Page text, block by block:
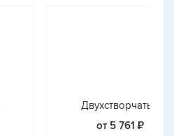
Двухстворчатые
от 5 761 ₽